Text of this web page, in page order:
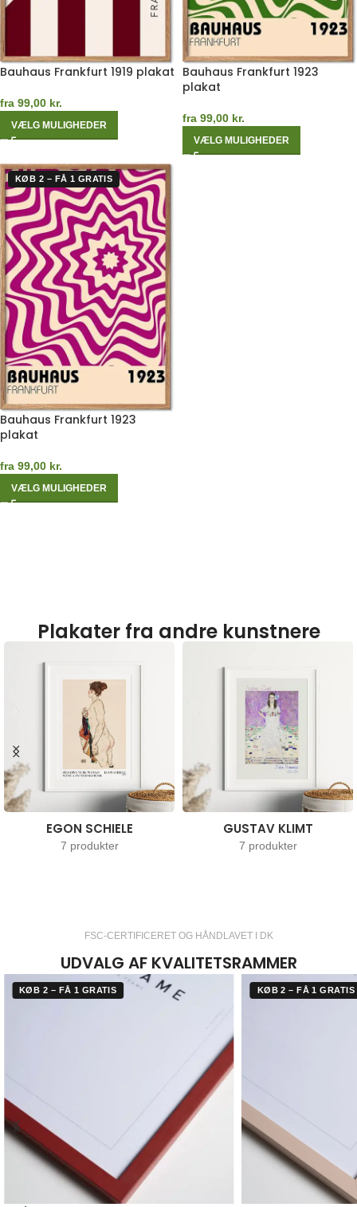
Bauhaus Frankfurt 1919 plakat
fra 99,00 kr.
VÆLG MULIGHEDER
Bauhaus Frankfurt 1923
plakat
fra 99,00 kr.
VÆLG MULIGHEDER
KØB 2 – FÅ 1 GRATIS
Bauhaus Frankfurt 1923
plakat
fra 99,00 kr.
VÆLG MULIGHEDER
Plakater fra andre kunstnere
EGON SCHIELE
7 produkter
GUSTAV KLIMT
7 produkter
FSC-CERTIFICERET OG HÅNDLAVET I DK
UDVALG AF KVALITETSRAMMER
KØB 2 – FÅ 1 GRATIS KØB 2 – FÅ 1 GRATIS